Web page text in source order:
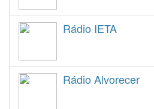
Rádio IETA
Rádio Alvorecer